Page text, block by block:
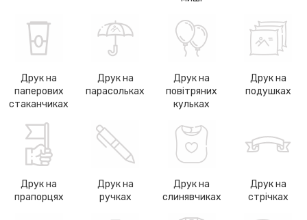
Друк на
паперових
стаканчиках
Друк на
парасольках
Друк на
повітряних
кульках
Друк на
подушках
Друк на
прапорцях
Друк на
ручках
Друк на
слинявчиках
Друк на
стрічках